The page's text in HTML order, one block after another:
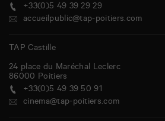
+33(0)5 49 39 29 29
accueilpublic@tap-poitiers.com
TAP Castille
24 place du Maréchal Leclerc
86000 Poitiers
+33(0)5 49 39 50 91
cinema@tap-poitiers.com